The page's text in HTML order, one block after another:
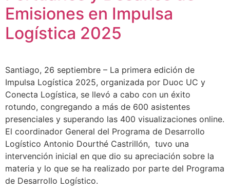
Emisiones en Impulsa
Logística 2025
Santiago, 26 septiembre – La primera edición de
Impulsa Logística 2025, organizada por Duoc UC y
Conecta Logística, se llevó a cabo con un éxito
rotundo, congregando a más de 600 asistentes
presenciales y superando las 400 visualizaciones online.
El coordinador General del Programa de Desarrollo
Logístico Antonio Dourthé Castrillón, tuvo una
intervención inicial en que dio su apreciación sobre la
materia y lo que se ha realizado por parte del Programa
de Desarrollo Logístico.